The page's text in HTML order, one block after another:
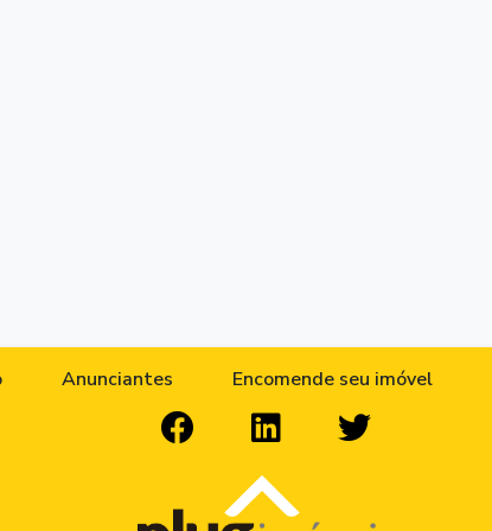
Anunciantes Encomende seu imóvel